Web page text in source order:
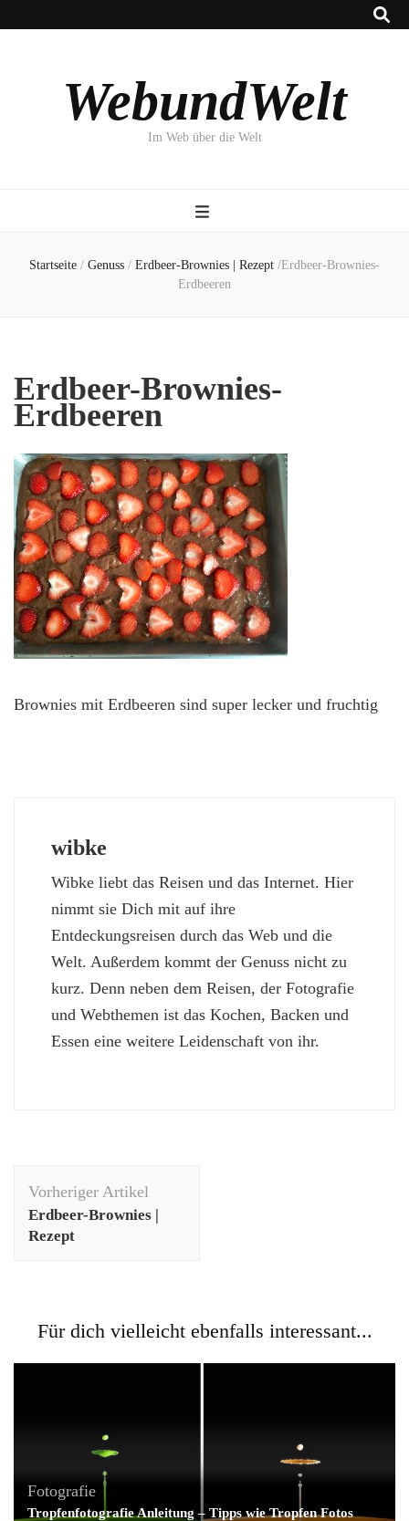
WebundWelt
Im Web über die Welt
Startseite / Genuss / Erdbeer-Brownies | Rezept /Erdbeer-Brownies-
Erdbeeren
Erdbeer-Brownies-
Erdbeeren
Brownies mit Erdbeeren sind super lecker und fruchtig
wibke
Wibke liebt das Reisen und das Internet. Hier
nimmt sie Dich mit auf ihre
Entdeckungsreisen durch das Web und die
Welt. Außerdem kommt der Genuss nicht zu
kurz. Denn neben dem Reisen, der Fotografie
und Webthemen ist das Kochen, Backen und
Essen eine weitere Leidenschaft von ihr.
Vorheriger Artikel
Erdbeer-Brownies |
Rezept
Für dich vielleicht ebenfalls interessant...
Fotografie
Tropfenfotografie Anleitung – Tipps wie Tropfen Fotos